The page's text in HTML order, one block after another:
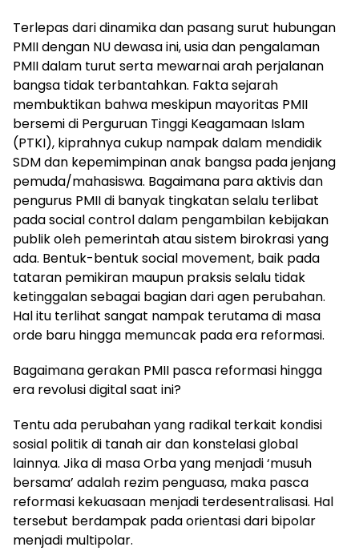
Terlepas dari dinamika dan pasang surut hubungan
PMII dengan NU dewasa ini, usia dan pengalaman
PMII dalam turut serta mewarnai arah perjalanan
bangsa tidak terbantahkan. Fakta sejarah
membuktikan bahwa meskipun mayoritas PMII
bersemi di Perguruan Tinggi Keagamaan Islam
(PTKI), kiprahnya cukup nampak dalam mendidik
SDM dan kepemimpinan anak bangsa pada jenjang
pemuda/mahasiswa. Bagaimana para aktivis dan
pengurus PMII di banyak tingkatan selalu terlibat
pada social control dalam pengambilan kebijakan
publik oleh pemerintah atau sistem birokrasi yang
ada. Bentuk-bentuk social movement, baik pada
tataran pemikiran maupun praksis selalu tidak
ketinggalan sebagai bagian dari agen perubahan.
Hal itu terlihat sangat nampak terutama di masa
orde baru hingga memuncak pada era reformasi.
Bagaimana gerakan PMII pasca reformasi hingga
era revolusi digital saat ini?
Tentu ada perubahan yang radikal terkait kondisi
sosial politik di tanah air dan konstelasi global
lainnya. Jika di masa Orba yang menjadi ‘musuh
bersama’ adalah rezim penguasa, maka pasca
reformasi kekuasaan menjadi terdesentralisasi. Hal
tersebut berdampak pada orientasi dari bipolar
menjadi multipolar.